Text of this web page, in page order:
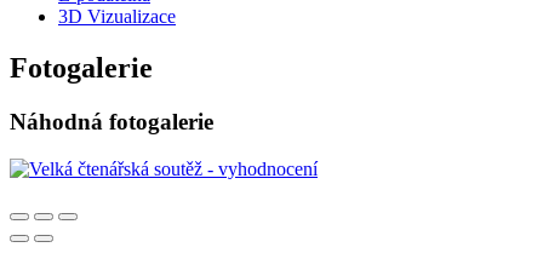
3D Vizualizace
Fotogalerie
Náhodná fotogalerie